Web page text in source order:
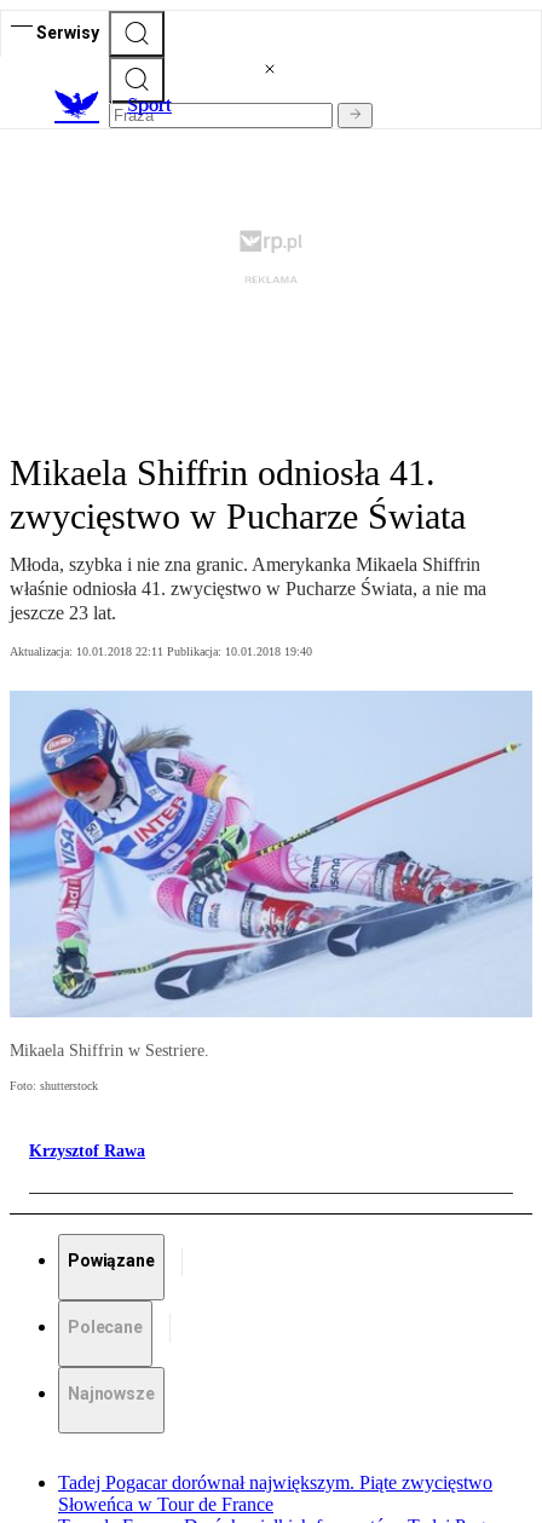
Serwisy
Sport
Mikaela Shiffrin odniosła 41.
zwycięstwo w Pucharze Świata
Młoda, szybka i nie zna granic. Amerykanka Mikaela Shiffrin
właśnie odniosła 41. zwycięstwo w Pucharze Świata, a nie ma
jeszcze 23 lat.
Aktualizacja: 10.01.2018 22:11 Publikacja: 10.01.2018 19:40
Mikaela Shiffrin w Sestriere.
Foto: shutterstock
Krzysztof Rawa
Powiązane
Polecane
Najnowsze
Tadej Pogacar dorównał największym. Piąte zwycięstwo
Słoweńca w Tour de France